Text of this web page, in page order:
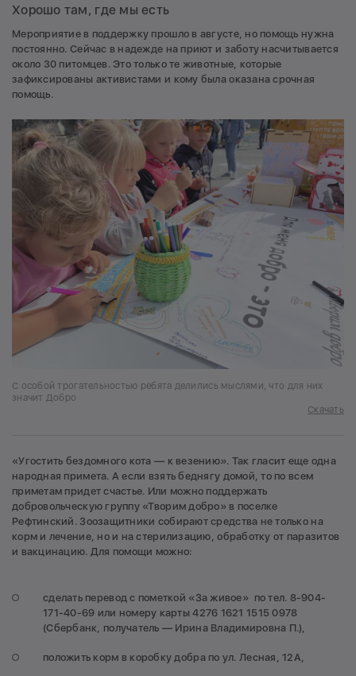
Хорошо там, где мы есть
Мероприятие в поддержку прошло в августе, но помощь нужна
постоянно. Сейчас в надежде на приют и заботу насчитывается
около 30 питомцев. Это только те животные, которые
зафиксированы активистами и кому была оказана срочная
помощь.
С особой трогательностью ребята делились мыслями, что для них
значит Добро
Скачать
«Угостить бездомного кота — к везению». Так гласит еще одна
народная примета. А если взять беднягу домой, то по всем
приметам придет счастье. Или можно поддержать
добровольческую группу «Творим добро» в поселке
Рефтинский. Зоозащитники собирают средства не только на
корм и лечение, но и на стерилизацию, обработку от паразитов
и вакцинацию. Для помощи можно:
сделать перевод с пометкой «За живое» по тел. 8-904-
171-40-69 или номеру карты 4276 1621 1515 0978
(Сбербанк, получатель — Ирина Владимировна П.),
положить корм в коробку добра по ул. Лесная, 12А,